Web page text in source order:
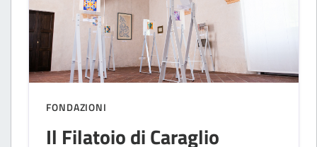
FONDAZIONI
Il Filatoio di Caraglio